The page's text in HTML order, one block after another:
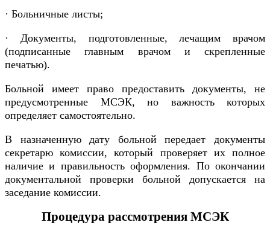
· Больничные листы;
· Документы, подготовленные, лечащим врачом
(подписанные главным врачом и скрепленные
печатью).
Больной имеет право предоставить документы, не
предусмотренные МСЭК, но важность которых
определяет самостоятельно.
В назначенную дату больной передает документы
секретарю комиссии, который проверяет их полное
наличие и правильность оформления. По окончании
документальной проверки больной допускается на
заседание комиссии.
Процедура рассмотрения МСЭК